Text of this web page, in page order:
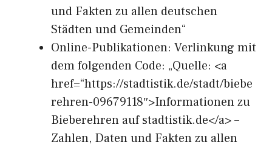
und Fakten zu allen deutschen
Städten und Gemeinden“
Online-Publikationen: Verlinkung mit
dem folgenden Code: „Quelle: <a
href=“https://stadtistik.de/stadt/biebe
rehren-09679118″>Informationen zu
Bieberehren auf stadtistik.de</a> –
Zahlen, Daten und Fakten zu allen